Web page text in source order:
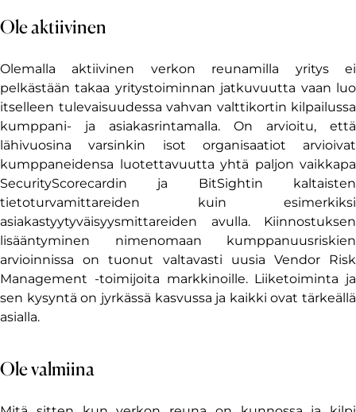
Ole aktiivinen
Olemalla aktiivinen verkon reunamilla yritys ei
pelkästään takaa yritystoiminnan jatkuvuutta vaan luo
itselleen tulevaisuudessa vahvan valttikortin kilpailussa
kumppani- ja asiakasrintamalla. On arvioitu, että
lähivuosina varsinkin isot organisaatiot arvioivat
kumppaneidensa luotettavuutta yhtä paljon vaikkapa
SecurityScorecardin ja BitSightin kaltaisten
tietoturvamittareiden kuin esimerkiksi
asiakastyytyväisyysmittareiden avulla. Kiinnostuksen
lisääntyminen nimenomaan kumppanuusriskien
arvioinnissa on tuonut valtavasti uusia Vendor Risk
Management -toimijoita markkinoille. Liiketoiminta ja
sen kysyntä on jyrkässä kasvussa ja kaikki ovat tärkeällä
asialla.
Ole valmiina